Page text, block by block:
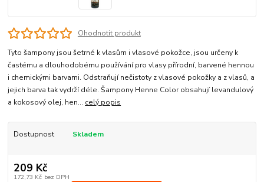
Ohodnotit produkt
Tyto šampony jsou šetrné k vlasům i vlasové pokožce, jsou určeny k
častému a dlouhodobému používání pro vlasy přírodní, barvené hennou
i chemickými barvami. Odstraňují nečistoty z vlasové pokožky a z vlasů, a
jejich barva tak vydrží déle. Šampony Henne Color obsahují levandulový
a kokosový olej, hen... celý popis
Dostupnost Skladem
209 Kč
172,73 Kč bez DPH